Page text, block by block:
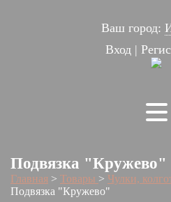
Ваш город:
Вход|
Подвязка "Кружево"
Главная > Товары > Чулки,
Подвязка "Кружево"